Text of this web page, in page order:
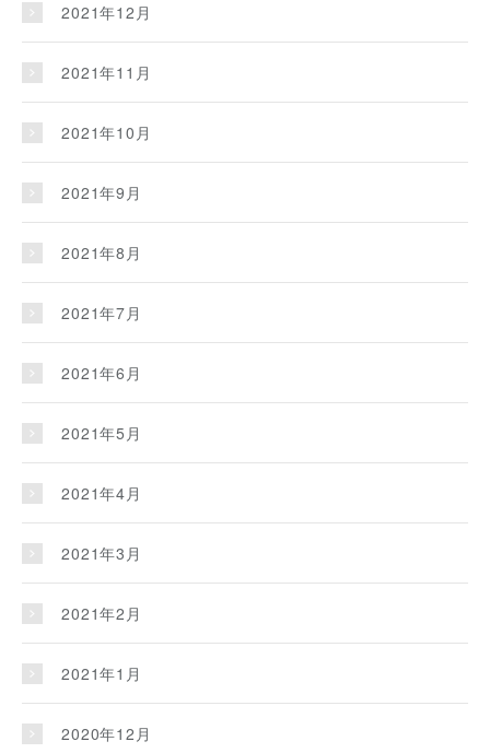
2021年12月
2021年11月
2021年10月
2021年9月
2021年8月
2021年7月
2021年6月
2021年5月
2021年4月
2021年3月
2021年2月
2021年1月
2020年12月